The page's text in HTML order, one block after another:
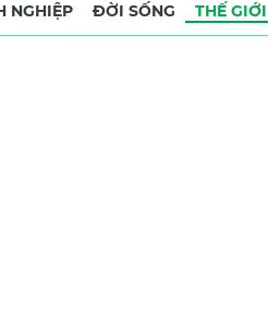
NGHIỆP ĐỜI SỐNG THẾ GIỚI